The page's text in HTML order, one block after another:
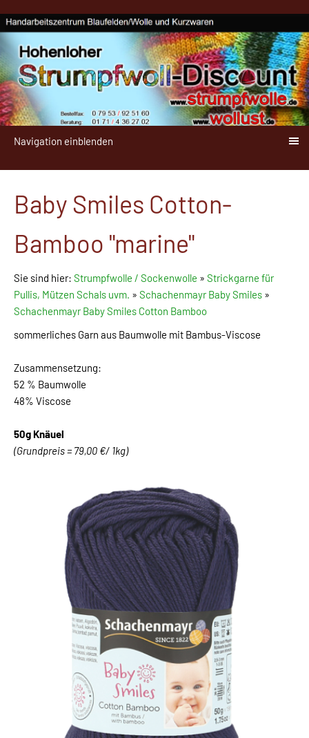
Navigation einblenden
Baby Smiles Cotton-
Bamboo "marine"
Sie sind hier: Strumpfwolle / Sockenwolle » Strickgarne für
Pullis, Mützen Schals uvm. » Schachenmayr Baby Smiles »
Schachenmayr Baby Smiles Cotton Bamboo
sommerliches Garn aus Baumwolle mit Bambus-Viscose
Zusammensetzung:
52 % Baumwolle
48% Viscose
50g Knäuel
(Grundpreis = 79,00 €/ 1kg)